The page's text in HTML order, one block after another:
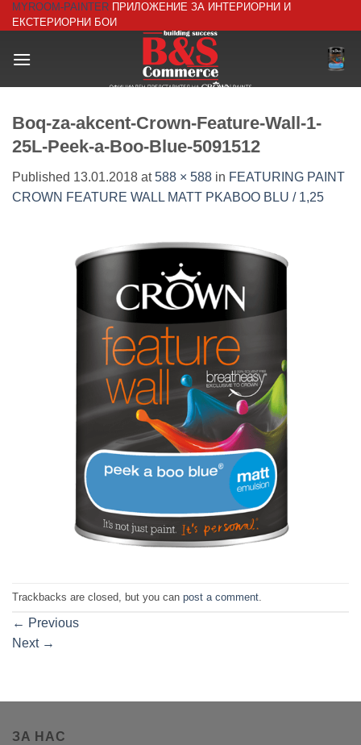
Skip
to
MYROOM-PAINTER ПРИЛОЖЕНИЕ ЗА ИНТЕРИОРНИ И
ЕКСТЕРИОРНИ БОИ
Boq-za-akcent-Crown-Feature-Wall-1-
25L-Peek-a-Boo-Blue-5091512
Published 13.01.2018 at588 × 588 in FEATURING PAINT
CROWN FEATURE WALL MATT PKABOO BLU / 1,25
Trackbacks are closed, but you can post a comment
← Previous
Next →
ЗА НАС